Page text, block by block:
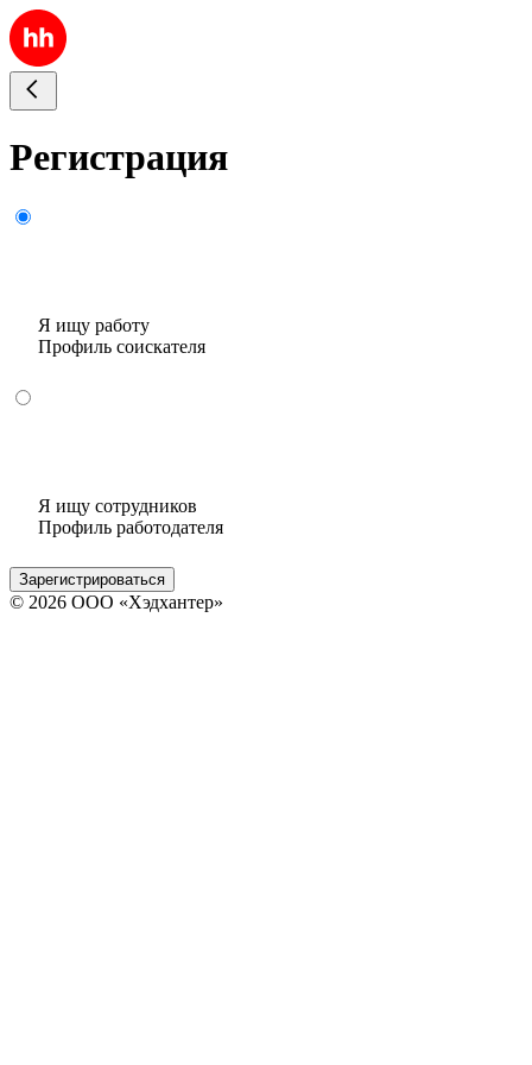
Регистрация
Я ищу работу
Профиль соискателя
Я ищу сотрудников
Профиль работодателя
Зарегистрироваться
© 2026 ООО «Хэдхантер»